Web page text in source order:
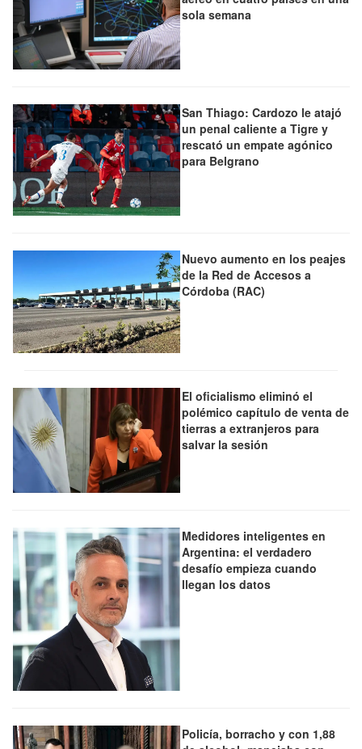
sola semana
San Thiago: Cardozo le atajó
un penal caliente a Tigre y
rescató un empate agónico
para Belgrano
Nuevo aumento en los peajes
de la Red de Accesos a
Córdoba (RAC)
El oficialismo eliminó el
polémico capítulo de venta de
tierras a extranjeros para
salvar la sesión
Medidores inteligentes en
Argentina: el verdadero
desafío empieza cuando
llegan los datos
Policía, borracho y con 1,88